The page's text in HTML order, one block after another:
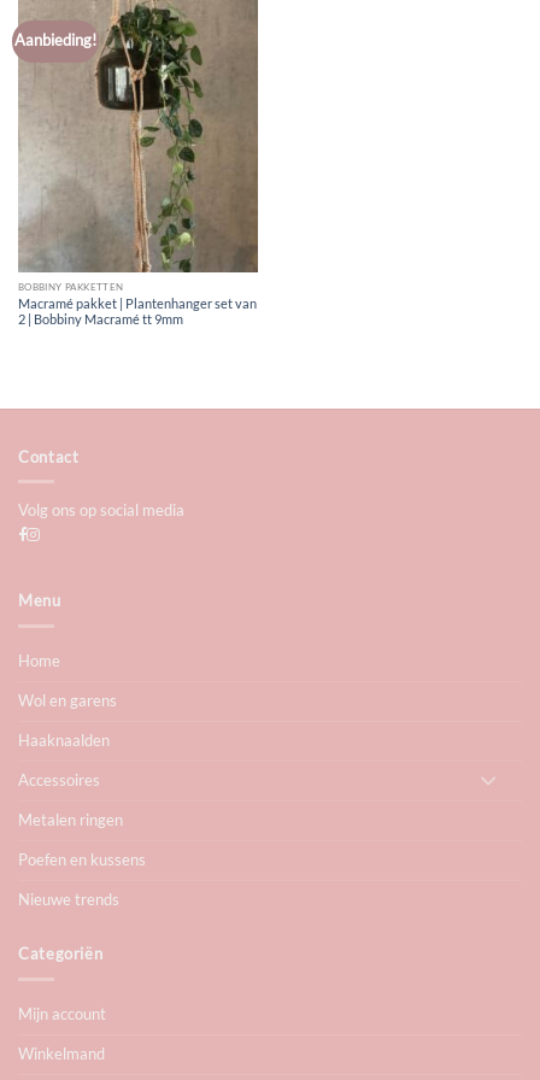
Aanbieding!
BOBBINY PAKKETTEN
Macramé pakket | Plantenhanger set van
2 | Bobbiny Macramé tt 9mm
Contact
Volg ons op social media
Menu
Home
Wol en garens
Haaknaalden
Accessoires
Metalen ringen
Poefen en kussens
Nieuwe trends
Categoriën
Mijn account
Winkelmand